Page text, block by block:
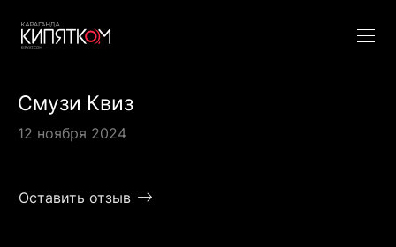
Смузи Квиз
12 ноября 2024
Оставить отзыв